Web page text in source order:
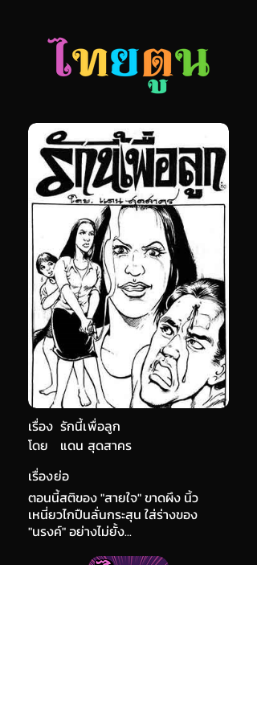
เรื่อง รักนี้เพื่อลูก
แดน สุดสาคร
โดย
เรื่องย่อ
ตอนนี้สติของ "สายใจ" ขาดผึง นิ้ว
เหนี่ยวไกปืนลั่นกระสุน ใส่ร่างของ
"นรงค์" อย่างไม่ยั้ง...